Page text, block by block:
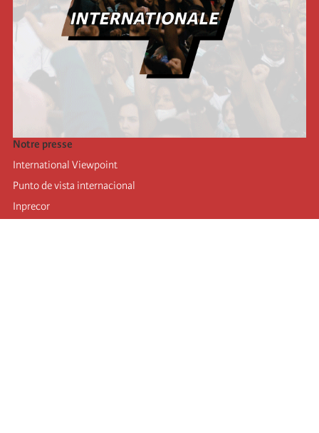
Notre presse
International Viewpoint
Punto de vista internacional
Inprecor